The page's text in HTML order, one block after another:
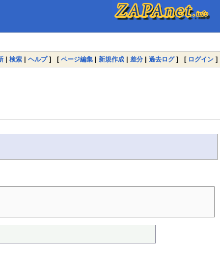
| 検索 | ヘルプ] [ ページ編集 | 新規作成 | 差分 | 過去ログ] [ ログイン ]